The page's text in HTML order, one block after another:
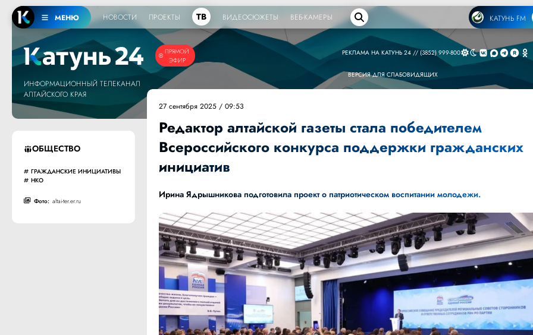
МЕНЮ НОВОСТИ ПРОЕКТЫ ТВ ВИДЕОСЮЖЕТЫ ВЕБ-КАМЕРЫ КАТУНЬ FM
ПРЯМОЙ
ЭФИР
ИНФОРМАЦИОННЫЙ ТЕЛЕКАНАЛ
АЛТАЙСКОГО КРАЯ
РЕКЛАМА НА КАТУНЬ 24 // (3852) 999-800
ВЕРСИЯ ДЛЯ СЛАБОВИДЯЩИХ
ОБЩЕСТВО
ГРАЖДАНСКИЕ ИНИЦИАТИВЫ
НКО
Фото: altai-ter.er.ru
27 сентября 2025 / 09:53
Редактор алтайской газеты стала победителем
Всероссийского конкурса поддержки гражданских
инициатив
Ирина Ядрышникова подготовила проект о патриотическом воспитании молодежи.